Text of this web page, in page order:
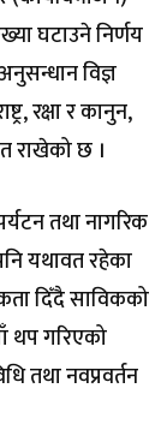
घटाउने निर्णय
विज्ञ
रक्षा र कानुन,
राखेको छ ।
तथा नागरिक
यथावत रहेका
दिँदै साविकको
थप गरिएको
तथा नवप्रवर्तन